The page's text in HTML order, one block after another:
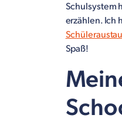
Schulsystem
erzählen. Ich
Spaß!